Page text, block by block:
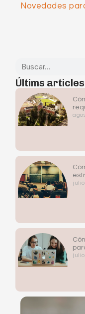
Novedades
Últims articles